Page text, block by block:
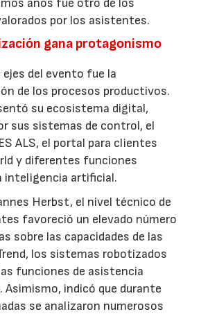
años fue otro de los
por los asistentes.
gana protagonismo
ejes del evento fue la
de los procesos productivos.
su ecosistema digital,
sus sistemas de control, el
ALS, el portal para clientes
y diferentes funciones
inteligencia artificial.
Herbst, el nivel técnico de
favoreció un elevado número
sobre las capacidades de las
los sistemas robotizados
funciones de asistencia
Asimismo, indicó que durante
se analizaron numerosos